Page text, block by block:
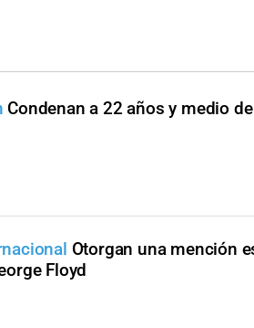
Condenan a 22 años y medio
Otorgan una mención
Floyd